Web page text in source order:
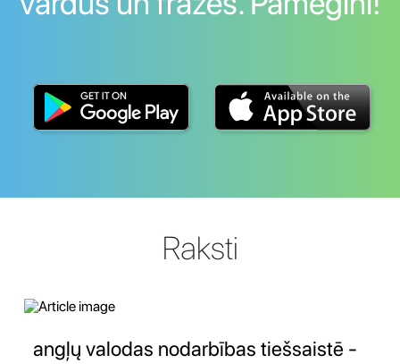
Raksti
angļų valodas nodarbības tiešsaistē -